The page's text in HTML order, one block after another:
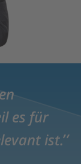
es für
ist.